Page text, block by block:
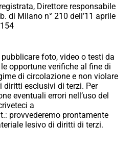
Direttore responsabile
di Milano n° 210 dell’11 aprile
foto, video o testi da
opportune verifiche al fine di
di circolazione e non violare
diritti esclusivi di terzi. Per
eventuali errori nell’uso del
a
provvederemo prontamente
lesivo di diritti di terzi.